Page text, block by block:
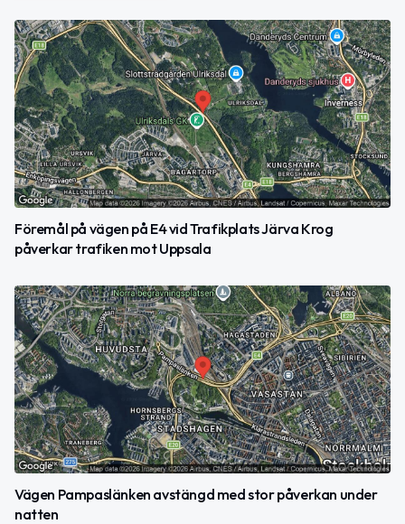
Föremål på vägen på E4 vid Trafikplats Järva Krog
påverkar trafiken mot Uppsala
Vägen Pampaslänken avstängd med stor påverkan under
natten